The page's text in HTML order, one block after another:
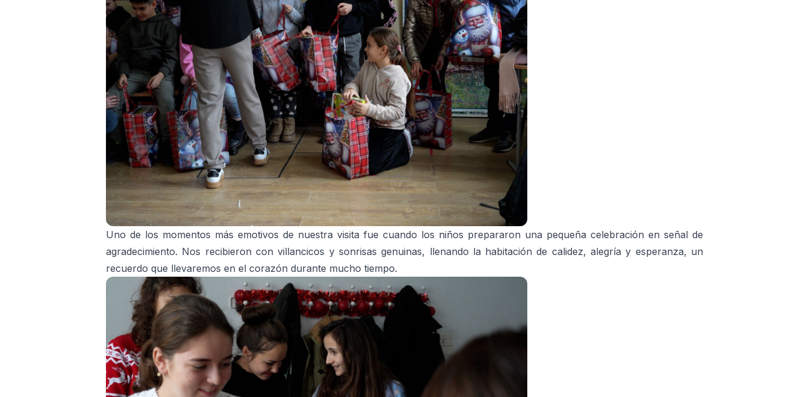
Uno de los momentos más emotivos de nuestra visita fue cuando los niños prepararon una pequeña celebración en señal de
agradecimiento. Nos recibieron con villancicos y sonrisas genuinas, llenando la habitación de calidez, alegría y esperanza, un
recuerdo que llevaremos en el corazón durante mucho tiempo.